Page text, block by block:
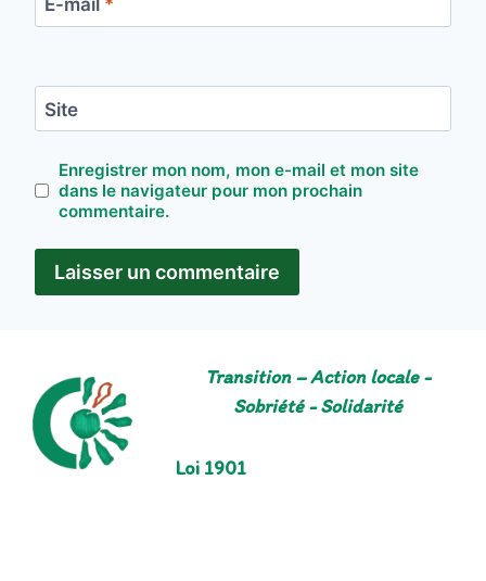
E-mail *
Site
Enregistrer mon nom, mon e-mail et mon site
dans le navigateur pour mon prochain
commentaire.
Transition – Action locale -
Sobriété - Solidarité
Loi 1901